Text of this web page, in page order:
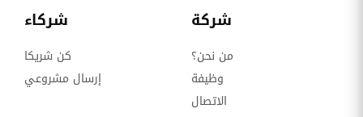
شركة
من نحن؟
وظيفة
الاتصال
شركاء
كن شريكا
إرسال مشروعي